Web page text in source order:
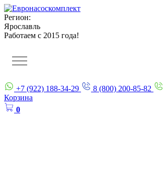
Регион:
Ярославль
Работаем с 2015 года!
+7 (922) 188-34-29 8 (800) 200-85-82
Корзина
0